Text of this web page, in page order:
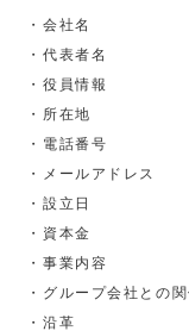
・会社名
・代表者名
・役員情報
・所在地
・電話番号
・メールアドレス
・設立日
・資本金
・事業内容
・グループ会社との関
・沿革